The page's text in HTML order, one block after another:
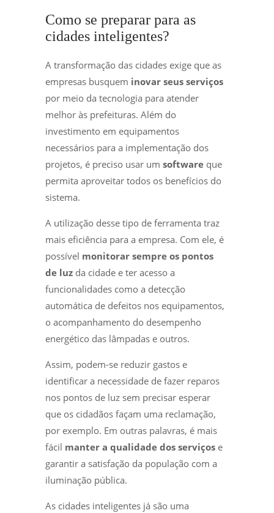
Como se preparar para as
cidades inteligentes?
A transformação das cidades exige que as
empresas busquem inovar seus serviços
por meio da tecnologia para atender
melhor às prefeituras. Além do
investimento em equipamentos
necessários para a implementação dos
projetos, é preciso usar um software que
permita aproveitar todos os benefícios do
sistema.
A utilização desse tipo de ferramenta traz
mais eficiência para a empresa. Com ele, é
possível monitorar sempre os pontos
de luz da cidade e ter acesso a
funcionalidades como a detecção
automática de defeitos nos equipamentos,
o acompanhamento do desempenho
energético das lâmpadas e outros.
Assim, podem-se reduzir gastos e
identificar a necessidade de fazer reparos
nos pontos de luz sem precisar esperar
que os cidadãos façam uma reclamação,
por exemplo. Em outras palavras, é mais
fácil manter a qualidade dos serviços e
garantir a satisfação da população com a
iluminação pública.
As cidades inteligentes já são uma